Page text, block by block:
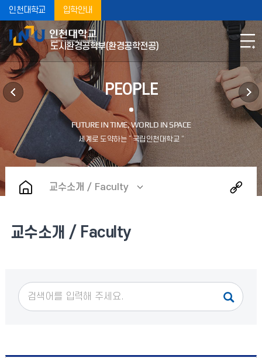
인천대학교 입학안내
도시환경공학부(환경공학전공)
PEOPLE
교수소개 / Faculty
교수소개 / Faculty